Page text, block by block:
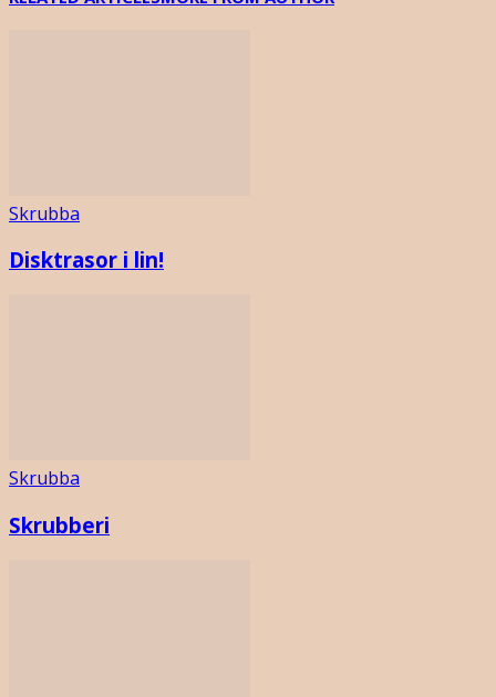
Skrubba
Disktrasor i lin!
Skrubba
Skrubberi